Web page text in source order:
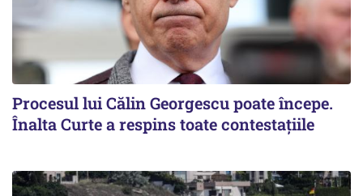
Procesul lui Călin Georgescu poate începe.
Înalta Curte a respins toate contestațiile